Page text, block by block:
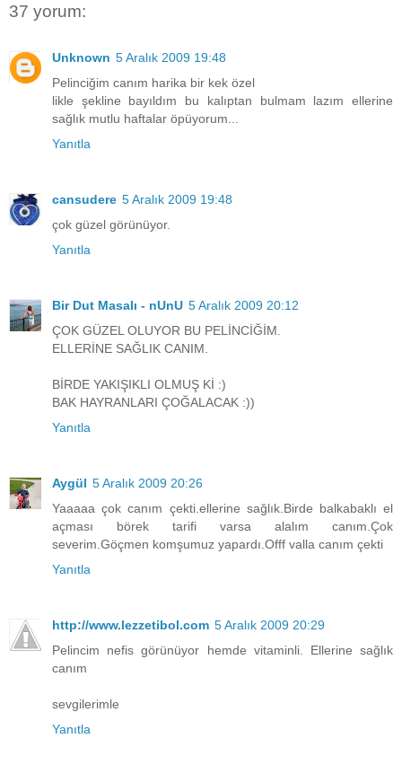
37 yorum:
Unknown 5 Aralık 2009 19:48
Pelinciğim canım harika bir kek özel
likle şekline bayıldım bu kalıptan bulmam lazım ellerine
sağlık mutlu haftalar öpüyorum...
Yanıtla
cansudere 5 Aralık 2009 19:48
çok güzel görünüyor.
Yanıtla
Bir Dut Masalı - nUnU 5 Aralık 2009 20:12
ÇOK GÜZEL OLUYOR BU PELİNCİĞİM.
ELLERİNE SAĞLIK CANIM.
BİRDE YAKIŞIKLI OLMUŞ Kİ :)
BAK HAYRANLARI ÇOĞALACAK :))
Yanıtla
Aygül 5 Aralık 2009 20:26
Yaaaaa çok canım çekti.ellerine sağlık.Birde balkabaklı el
açması börek tarifi varsa alalım canım.Çok
severim.Göçmen komşumuz yapardı.Offf valla canım çekti
Yanıtla
http://www.lezzetibol.com 5 Aralık 2009 20:29
Pelincim nefis görünüyor hemde vitaminli. Ellerine sağlık
canım
sevgilerimle
Yanıtla